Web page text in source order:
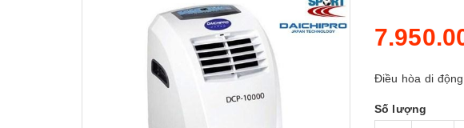
Điều hòa di
Số lượng